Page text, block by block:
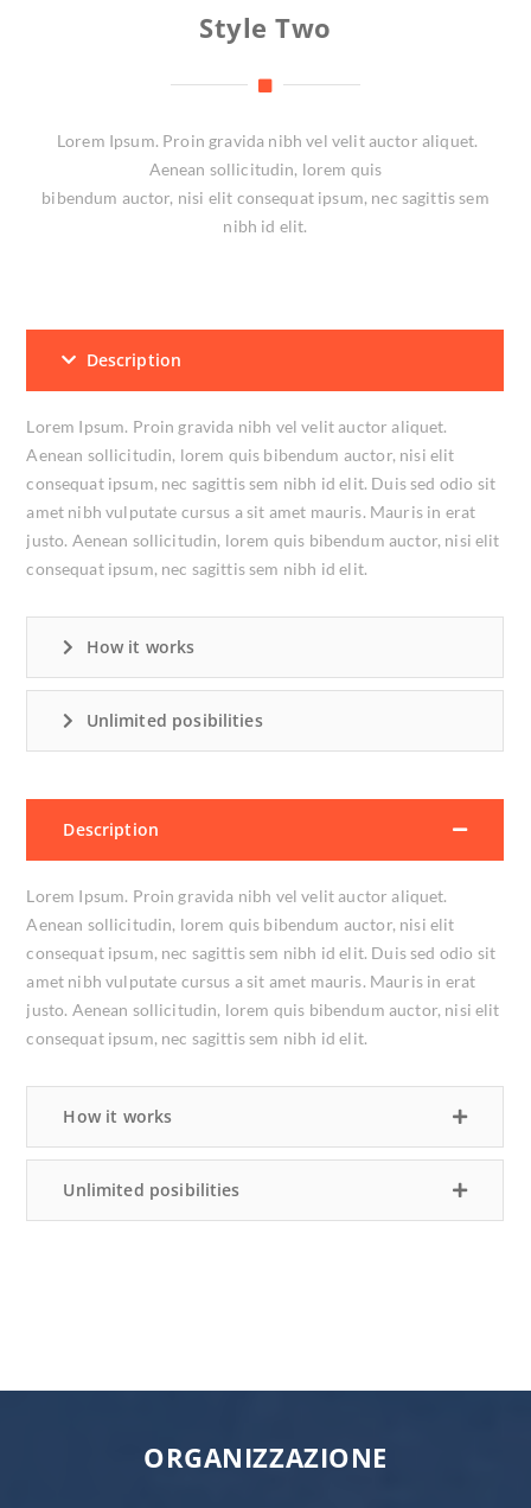
Style Two
Lorem Ipsum. Proin gravida nibh vel velit auctor aliquet.
Aenean sollicitudin, lorem quis
bibendum auctor, nisi elit consequat ipsum, nec sagittis sem
nibh id elit.
Description
Lorem Ipsum. Proin gravida nibh vel velit auctor aliquet.
Aenean sollicitudin, lorem quis bibendum auctor, nisi elit
consequat ipsum, nec sagittis sem nibh id elit. Duis sed odio sit
amet nibh vulputate cursus a sit amet mauris. Mauris in erat
justo. Aenean sollicitudin, lorem quis bibendum auctor, nisi elit
consequat ipsum, nec sagittis sem nibh id elit.
How it works
Unlimited posibilities
Description
Lorem Ipsum. Proin gravida nibh vel velit auctor aliquet.
Aenean sollicitudin, lorem quis bibendum auctor, nisi elit
consequat ipsum, nec sagittis sem nibh id elit. Duis sed odio sit
amet nibh vulputate cursus a sit amet mauris. Mauris in erat
justo. Aenean sollicitudin, lorem quis bibendum auctor, nisi elit
consequat ipsum, nec sagittis sem nibh id elit.
How it works
Unlimited posibilities
ORGANIZZAZIONE